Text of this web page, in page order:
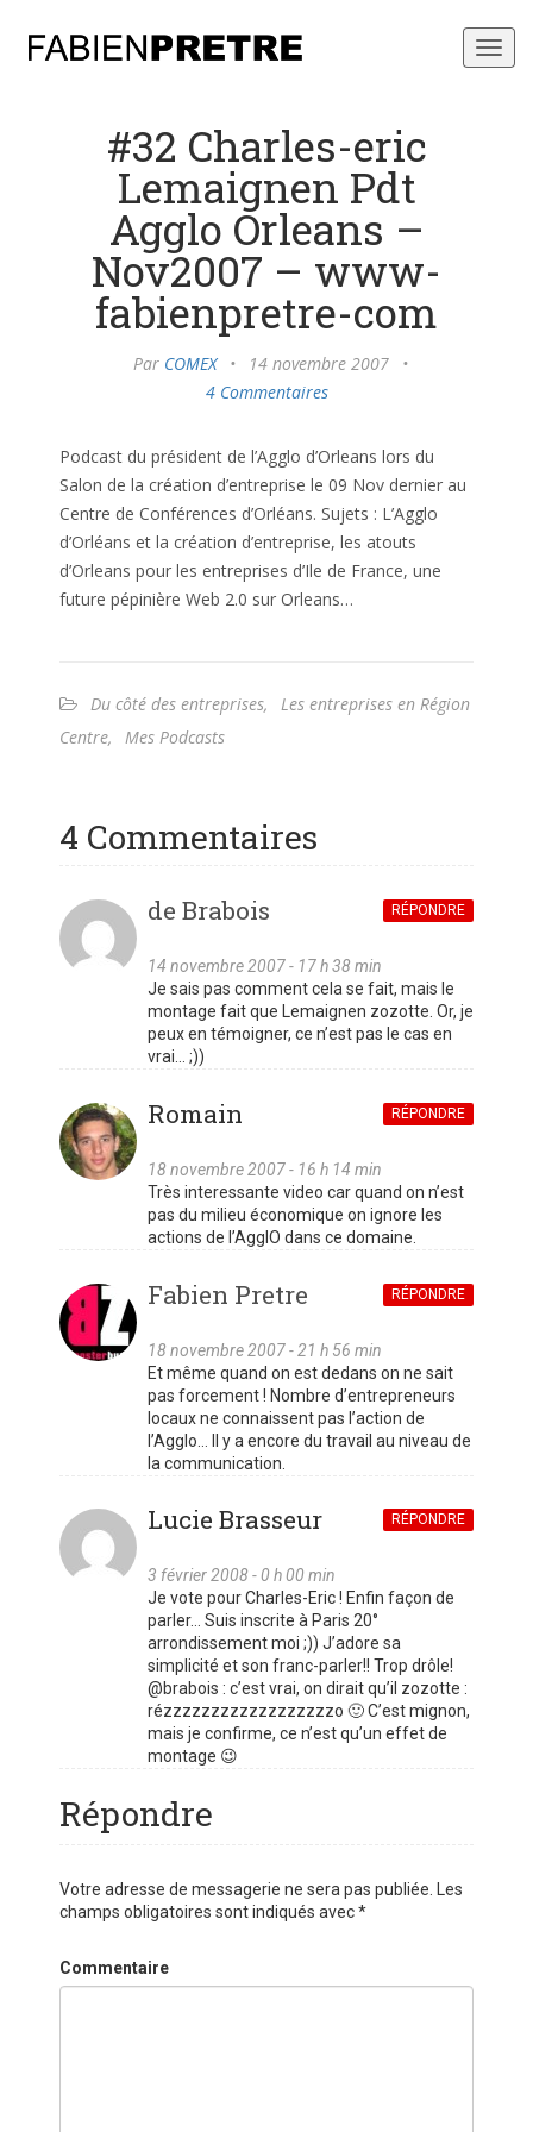
#32 Charles-eric
Lemaignen Pdt
Agglo Orleans –
Nov2007 – www-
fabienpretre-com
Par COMEX • 14 novembre 2007
•
4 Commentaires
Podcast du président de l’Agglo d’Orleans lors du
Salon de la création d’entreprise le 09 Nov dernier au
Centre de Conférences d’Orléans. Sujets : L’Agglo
d’Orléans et la création d’entreprise, les atouts
d’Orleans pour les entreprises d’Ile de France, une
future pépinière Web 2.0 sur Orleans…
Du côté des entreprises,
Les entreprises en Région
Centre, Mes Podcasts
4 Commentaires
de Brabois
14 novembre 2007 - 17 h 38 min
RÉPONDRE
Je sais pas comment cela se fait, mais le
montage fait que Lemaignen zozotte. Or, je
peux en témoigner, ce n’est pas le cas en
vrai… ;))
Romain
18 novembre 2007 - 16 h 14 min
RÉPONDRE
Très interessante video car quand on n’est
pas du milieu économique on ignore les
actions de l’AgglO dans ce domaine.
Fabien Pretre
18 novembre 2007 - 21 h 56 min
RÉPONDRE
Et même quand on est dedans on ne sait
pas forcement ! Nombre d’entrepreneurs
locaux ne connaissent pas l’action de
l’Agglo… Il y a encore du travail au niveau de
la communication.
Lucie Brasseur
3 février 2008 - 0 h 00 min
RÉPONDRE
Je vote pour Charles-Eric ! Enfin façon de
parler… Suis inscrite à Paris 20°
arrondissement moi ;)) J’adore sa
simplicité et son franc-parler!! Trop drôle!
@brabois : c’est vrai, on dirait qu’il zozotte :
rézzzzzzzzzzzzzzzzzzo 🙂 C’est mignon,
mais je confirme, ce n’est qu’un effet de
montage 😉
Répondre
Votre adresse de messagerie ne sera pas publiée. Les
champs obligatoires sont indiqués avec*
Commentaire